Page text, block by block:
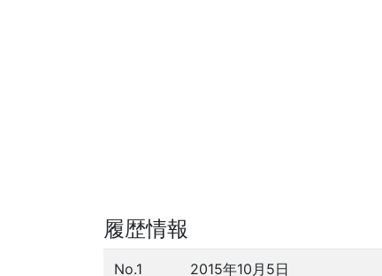
履歴情報
No.1
2015年10月5日